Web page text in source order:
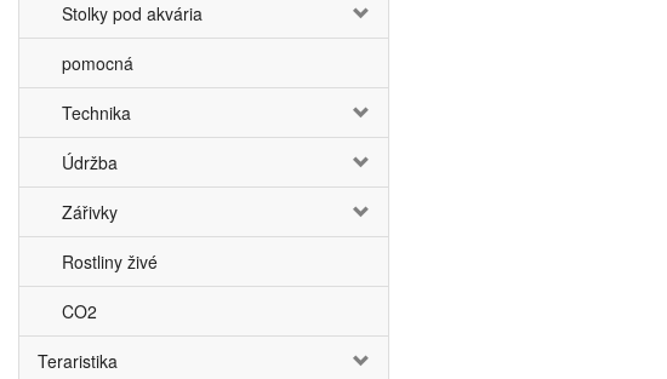
Stolky pod akvária
pomocná
Technika
Údržba
Zářivky
Rostliny živé
CO2
Teraristika